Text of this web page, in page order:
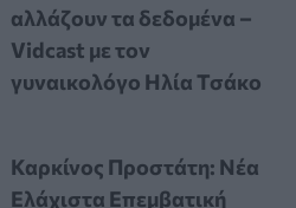
αλλάζουν τα δεδομένα –
Vidcast με τον
γυναικολόγο Ηλία Τσάκο
Καρκίνος Προστάτη: Νέα
Ελάχιστα Επεμβατική